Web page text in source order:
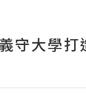
守大學打